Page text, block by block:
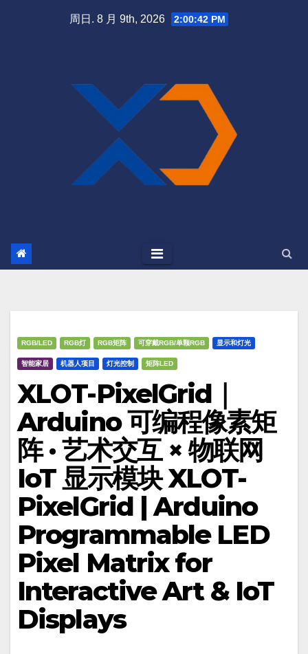
周日. 8 月 9th, 2026 2:00:42 PM
RGB/LED RGB灯 RGB矩阵 可穿戴RGB/单颗RGB 显示和灯光
智能家居 机器人项目 灯光控制 矩阵LED
XLOT-PixelGrid｜
Arduino 可编程像素矩
阵 · 艺术交互 × 物联网
IoT 显示模块 XLOT-
PixelGrid | Arduino
Programmable LED
Pixel Matrix for
Interactive Art & IoT
Displays